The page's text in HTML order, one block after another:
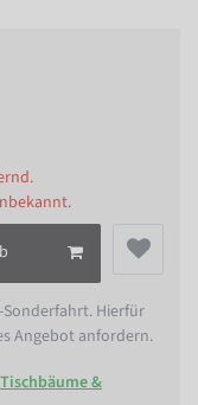
Hierfür
Angebot anfordern.
Tischbäume &